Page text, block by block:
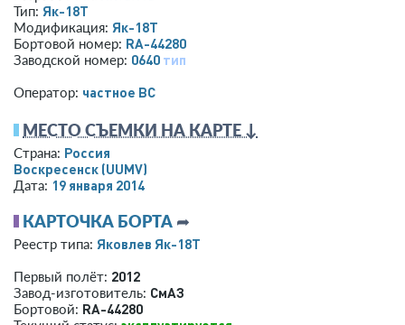
Тип: Як-18Т
Модификация: Як-18Т
Бортовой номер: RA-44280
Заводской номер: 0640 тип
Оператор: ­частное ВС­
МЕСТО СЪЕМКИ НА КАРТЕ ↓
Страна: Россия
Воскресенск (UUMV)
Дата: 19 января 2014
КАРТОЧКА БОРТА ➦
Реестр типа: Яковлев Як-18Т
Первый полёт: 2012
Завод-изготовитель: СмАЗ
Бортовой: RA-44280